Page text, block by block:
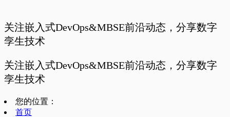
关注嵌入式DevOps&MBSE前沿动态，分享数字
孪生技术
关注嵌入式DevOps&MBSE前沿动态，分享数字
孪生技术
您的位置：
首页